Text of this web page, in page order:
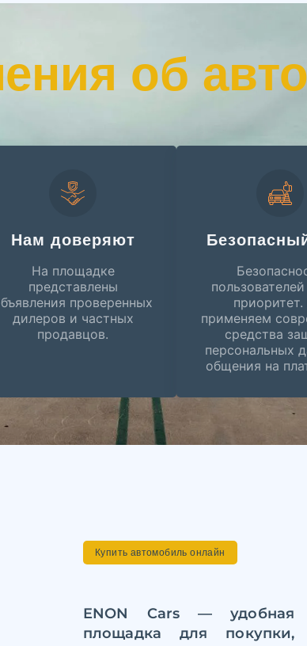
об
Нам доверяют
На площадке
представлены
проверенных
дилеров и частных
продавцов.
применяем
средства
персональных
общения на
Купить автомобиль онлайн
ENON Cars — удобная
площадка для